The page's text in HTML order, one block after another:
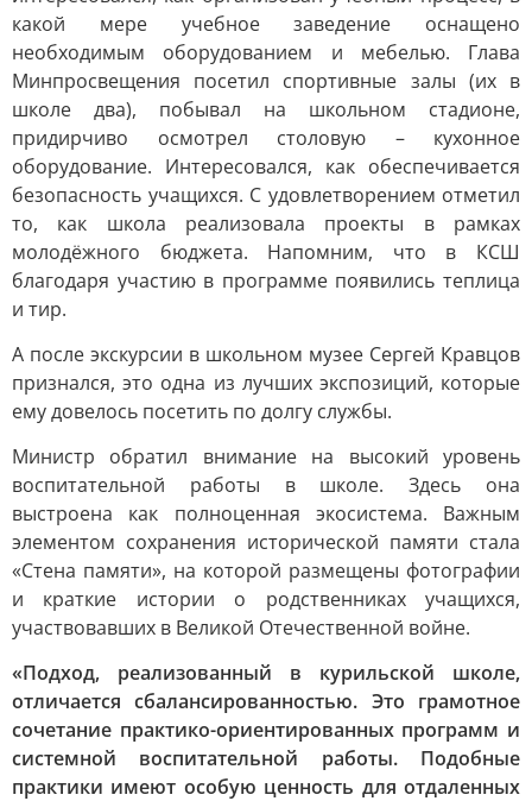
какой мере учебное заведение оснащено
необходимым оборудованием и мебелью. Глава
Минпросвещения посетил спортивные залы (их в
школе два), побывал на школьном стадионе,
придирчиво осмотрел столовую – кухонное
оборудование. Интересовался, как обеспечивается
безопасность учащихся. С удовлетворением отметил
то, как школа реализовала проекты в рамках
молодёжного бюджета. Напомним, что в КСШ
благодаря участию в программе появились теплица
и тир.
А после экскурсии в школьном музее Сергей Кравцов
признался, это одна из лучших экспозиций, которые
ему довелось посетить по долгу службы.
Министр обратил внимание на высокий уровень
воспитательной работы в школе. Здесь она
выстроена как полноценная экосистема. Важным
элементом сохранения исторической памяти стала
«Стена памяти», на которой размещены фотографии
и краткие истории о родственниках учащихся,
участвовавших в Великой Отечественной войне.
«Подход, реализованный в курильской школе,
отличается сбалансированностью. Это грамотное
сочетание практико-ориентированных программ и
системной воспитательной работы. Подобные
практики имеют особую ценность для отдаленных